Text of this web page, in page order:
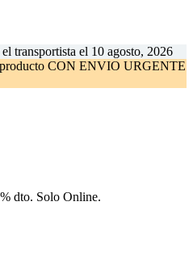
transportista el 10 agosto, 2026
producto CON ENVIO URGENTE
dto. Solo Online.